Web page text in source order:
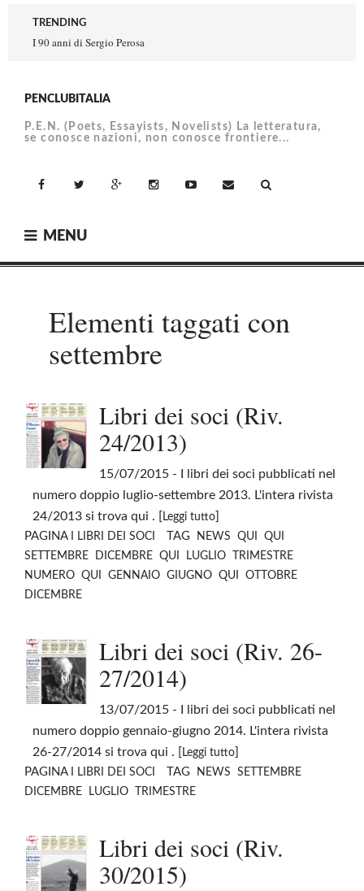
content
TRENDING
I 90 anni di Sergio Perosa
PENCLUBITALIA
P.E.N. (Poets, Essayists, Novelists) La letteratura,
se conosce nazioni, non conosce frontiere...
Twitter Google+ Email
MENU
Elementi taggati con
settembre
Libri dei soci (Riv.
24/2013)
15/07/2015 - I libri dei soci pubblicati nel
numero doppio luglio-settembre 2013. L'intera rivista
24/2013 si trova qui . [ Leggi tutto]
PAGINA I LIBRI DEI SOCI TAG NEWS QUI
QUI
SETTEMBRE
DICEMBRE QUI LUGLIO
TRIMESTRE
NUMERO QUI GENNAIO GIUGNO QUI
OTTOBRE
DICEMBRE
Libri dei soci (Riv. 26-
27/2014)
13/07/2015 - I libri dei soci pubblicati nel
numero doppio gennaio-giugno 2014. L'intera rivista
26-27/2014 si trova qui . [ Leggi tutto]
PAGINA I LIBRI DEI SOCI TAG NEWS
SETTEMBRE
DICEMBRE
LUGLIO TRIMESTRE
Libri dei soci (Riv.
30/2015)